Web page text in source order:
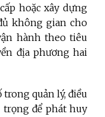
hoặc xây dựng
không gian cho
hành theo tiêu
địa phương hai
quản lý, điều
trọng để phát huy